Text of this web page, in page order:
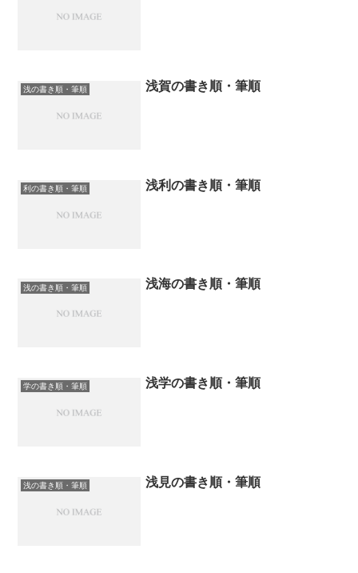
浅の書き順・筆順 浅賀の書き順・筆順
利の書き順・筆順 浅利の書き順・筆順
浅の書き順・筆順 浅海の書き順・筆順
学の書き順・筆順 浅学の書き順・筆順
浅の書き順・筆順 浅見の書き順・筆順